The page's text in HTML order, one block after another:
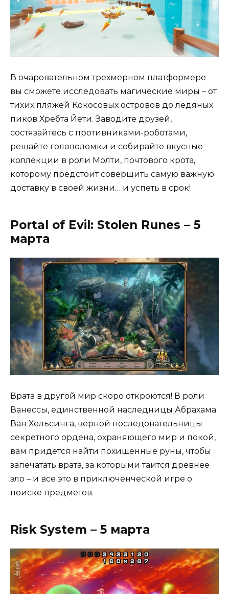
В очаровательном трехмерном платформере
вы сможете исследовать магические миры – от
тихих пляжей Кокосовых островов до ледяных
пиков Хребта Йети. Заводите друзей,
состязайтесь с противниками-роботами,
решайте головоломки и собирайте вкусные
коллекции в роли Молти, почтового крота,
которому предстоит совершить самую важную
доставку в своей жизни… и успеть в срок!
Portal of Evil: Stolen Runes – 5
марта
Врата в другой мир скоро откроются! В роли
Ванессы, единственной наследницы Абрахама
Ван Хельсинга, верной последовательницы
секретного ордена, охраняющего мир и покой,
вам придется найти похищенные руны, чтобы
запечатать врата, за которыми таится древнее
зло – и все это в приключенческой игре о
поиске предметов.
Risk System – 5 марта